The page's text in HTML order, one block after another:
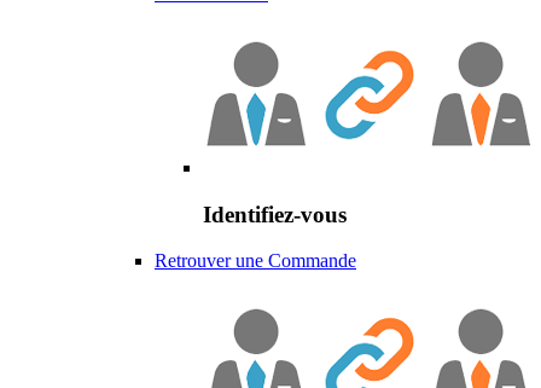
Identifiez-vous
Retrouver une Commande